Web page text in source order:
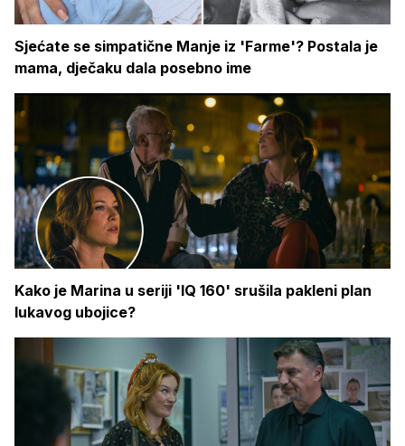
Sjećate se simpatične Manje iz 'Farme'? Postala je
mama, dječaku dala posebno ime
Kako je Marina u seriji 'IQ 160' srušila pakleni plan
lukavog ubojice?